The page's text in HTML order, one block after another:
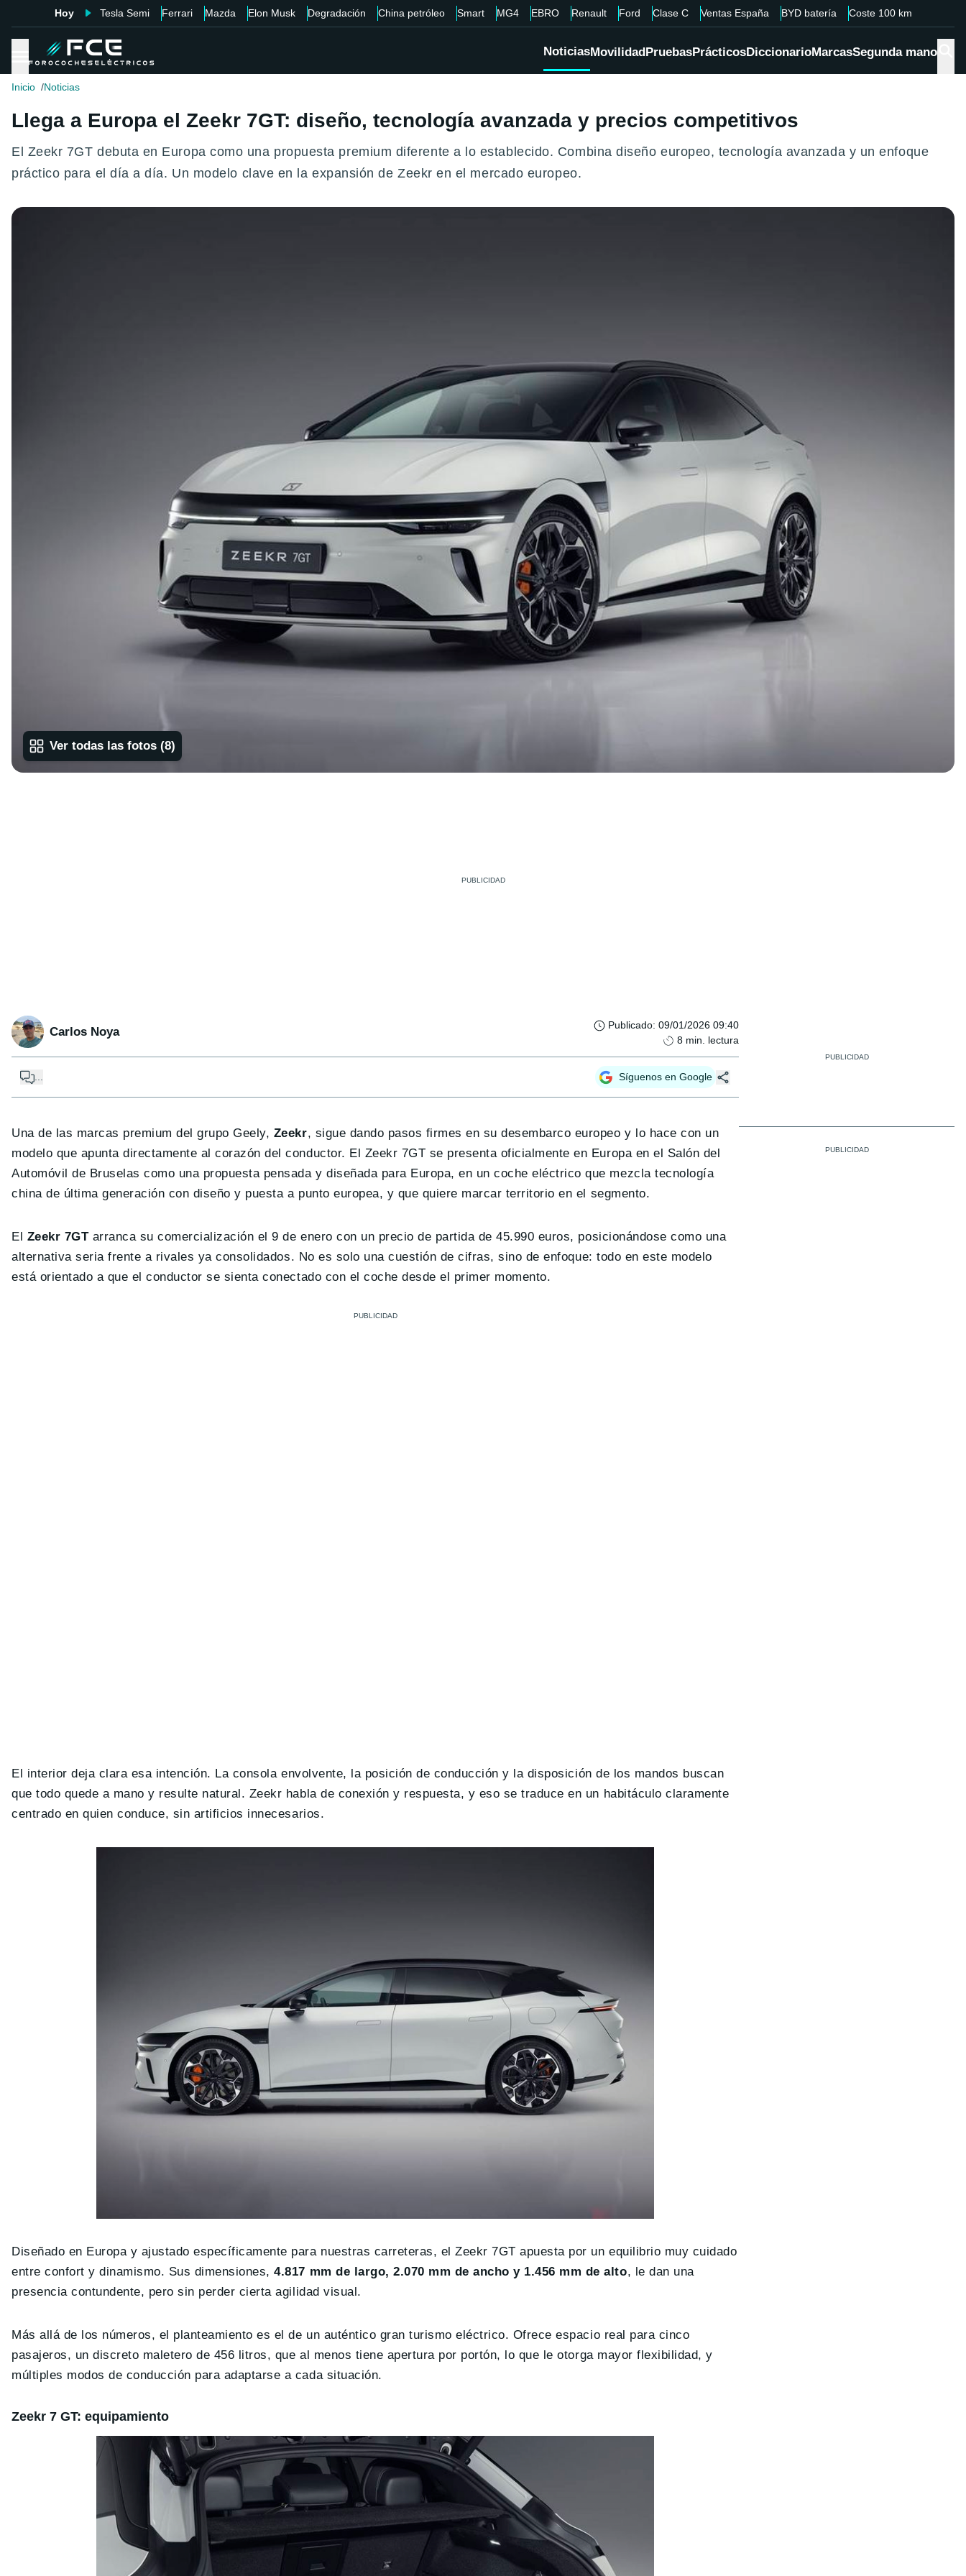
Hoy Tesla Semi Ferrari Mazda Elon Musk Degradación China petróleo Smart MG4 EBRO Renault Ford Clase C Ventas España BYD batería Coste 100 km
NoticiasMovilidadPruebasPrácticosDiccionarioMarcasSegunda mano
Inicio Noticias
Llega a Europa el Zeekr 7GT: diseño, tecnología avanzada y precios competitivos
El Zeekr 7GT debuta en Europa como una propuesta premium diferente a lo establecido. Combina diseño europeo, tecnología avanzada y un enfoque
práctico para el día a día. Un modelo clave en la expansión de Zeekr en el mercado europeo.
Ver todas las fotos (8)
Carlos Noya Publicado: 09/01/2026 09:40
8 min. lectura
... Síguenos en Google
Una de las marcas premium del grupo Geely, Zeekr, sigue dando pasos firmes en su desembarco europeo y lo hace con un
modelo que apunta directamente al corazón del conductor. El Zeekr 7GT se presenta oficialmente en Europa en el Salón del
Automóvil de Bruselas como una propuesta pensada y diseñada para Europa, en un coche eléctrico que mezcla tecnología
china de última generación con diseño y puesta a punto europea, y que quiere marcar territorio en el segmento.
El Zeekr 7GTarranca su comercialización el 9 de enero con un precio de partida de 45.990 euros, posicionándose como una
alternativa seria frente a rivales ya consolidados. No es solo una cuestión de cifras, sino de enfoque: todo en este modelo
está orientado a que el conductor se sienta conectado con el coche desde el primer momento.
El interior deja clara esa intención. La consola envolvente, la posición de conducción y la disposición de los mandos buscan
que todo quede a mano y resulte natural. Zeekr habla de conexión y respuesta, y eso se traduce en un habitáculo claramente
centrado en quien conduce, sin artificios innecesarios.
Diseñado en Europa y ajustado específicamente para nuestras carreteras, el Zeekr 7GT apuesta por un equilibrio muy cuidado
entre confort y dinamismo. Sus dimensiones,4.817 mm de largo, 2.070 mm de ancho y 1.456 mm de alto, le dan una
presencia contundente, pero sin perder cierta agilidad visual.
Más allá de los números, el planteamiento es el de un auténtico gran turismo eléctrico. Ofrece espacio real para cinco
pasajeros, un discreto maletero de 456 litros, que al menos tiene apertura por portón, lo que le otorga mayor flexibilidad, y
múltiples modos de conducción para adaptarse a cada situación.
Zeekr 7 GT: equipamiento